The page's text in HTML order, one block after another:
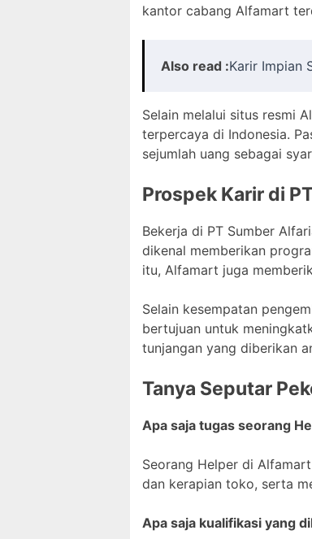
kantor cabang Alfamart
Also read :Karir Impian
Selain melalui situs resmi
terpercaya di Indonesia.
sejumlah uang sebagai
Prospek Karir di
Bekerja di PT Sumber
dikenal memberikan
itu, Alfamart juga
Selain kesempatan
bertujuan untuk
tunjangan yang diberikan
Tanya Seputar
Apa saja tugas seorang
Seorang Helper di
dan kerapian toko, serta
Apa saja kualifikasi yang